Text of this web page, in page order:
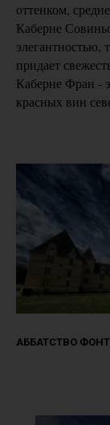
оттенком,
Каберне
элегантностью,
придает
Каберне Фран -
красных вин
АББАТСТВО